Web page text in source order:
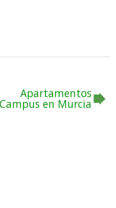
Apartamentos
Campus en Murcia